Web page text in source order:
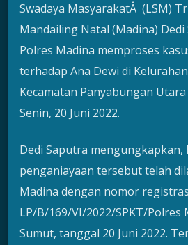
Swadaya MasyarakatÂ (LSM)
Mandailing Natal (Madina)
Polres Madina memproses
terhadap Ana Dewi di
Kecamatan Panyabungan
Senin, 20 Juni 2022.
Dedi Saputra mengungkapkan,
penganiayaan tersebut telah
Madina dengan nomor
LP/B/169/VI/2022/SPKT/Polres
Sumut, tanggal 20 Juni 2022.